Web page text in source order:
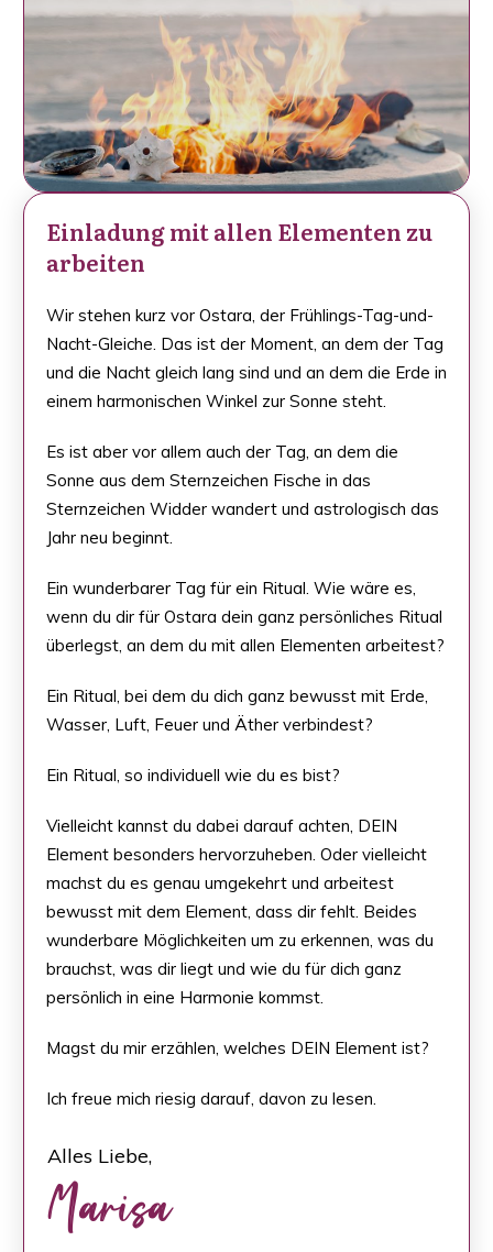
Einladung mit allen Elementen zu
arbeiten
Wir stehen kurz vor Ostara, der Frühlings-Tag-und-
Nacht-Gleiche. Das ist der Moment, an dem der Tag
und die Nacht gleich lang sind und an dem die Erde in
einem harmonischen Winkel zur Sonne steht.
Es ist aber vor allem auch der Tag, an dem die
Sonne aus dem Sternzeichen Fische in das
Sternzeichen Widder wandert und astrologisch das
Jahr neu beginnt.
Ein wunderbarer Tag für ein Ritual. Wie wäre es,
wenn du dir für Ostara dein ganz persönliches Ritual
überlegst, an dem du mit allen Elementen arbeitest?
Ein Ritual, bei dem du dich ganz bewusst mit Erde,
Wasser, Luft, Feuer und Äther verbindest?
Ein Ritual, so individuell wie du es bist?
Vielleicht kannst du dabei darauf achten, DEIN
Element besonders hervorzuheben. Oder vielleicht
machst du es genau umgekehrt und arbeitest
bewusst mit dem Element, dass dir fehlt. Beides
wunderbare Möglichkeiten um zu erkennen, was du
brauchst, was dir liegt und wie du für dich ganz
persönlich in eine Harmonie kommst.
Magst du mir erzählen, welches DEIN Element ist?
Ich freue mich riesig darauf, davon zu lesen.
Alles Liebe,
Marisa